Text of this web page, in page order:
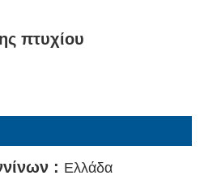
πτυχίου
: Ελλάδα